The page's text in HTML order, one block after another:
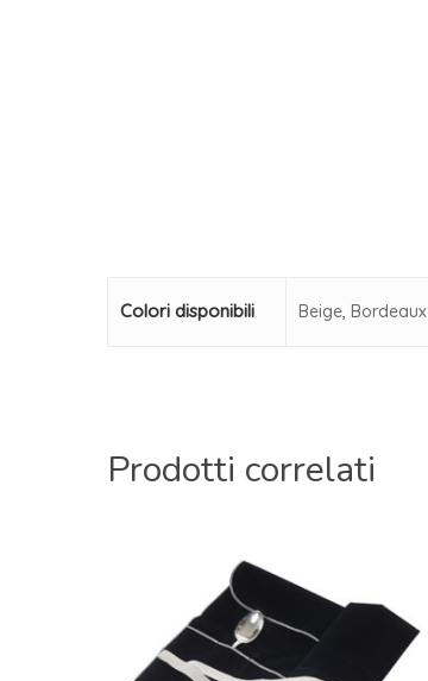
Colori disponibili Beige, Bordeaux
Prodotti correlati